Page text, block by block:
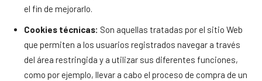
el fin de mejorarlo.
Cookies técnicas: Son aquellas tratadas por el sitio Web
que permiten a los usuarios registrados navegar a través
del área restringida y a utilizar sus diferentes funciones,
como por ejemplo, llevar a cabo el proceso de compra de un